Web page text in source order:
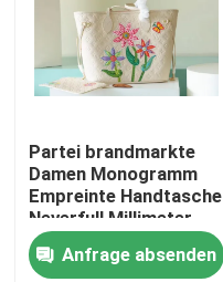
Partei brandmarkte
Damen Monogramm
Empreinte Handtasche
Neverfull Millimeter
mit Blumen-
Marketerie
Anfrage absenden